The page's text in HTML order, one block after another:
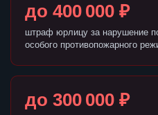
до 400 000 ₽
штраф юрлицу за нарушение
особого противопожарного
до 300 000 ₽